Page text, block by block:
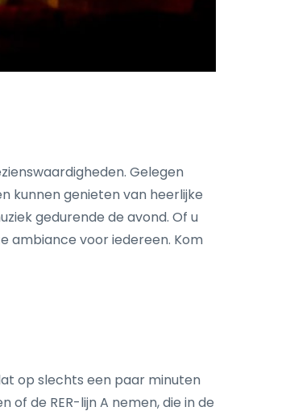
Gelegen
kunnen genieten van heerlijke
gedurende de avond. Of u
ambiance voor iedereen. Kom
op slechts een paar minuten
de RER-lijn A nemen, die in de